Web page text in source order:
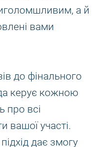
а й
вами
до фінального
керує кожною
про всі
вашої участі.
дає змогу